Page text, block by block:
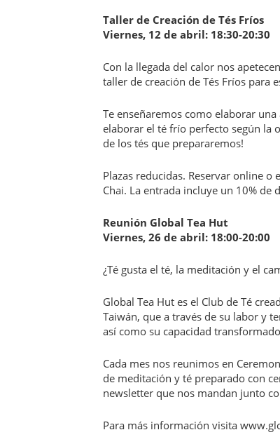
Taller de Creación de Tés Fríos
Viernes, 12 de abril: 18:30-20:30
Con la llegada del calor nos
taller de creación de Tés Fríos para
Te enseñaremos como elaborar
elaborar el té frío perfecto según la
de los tés que prepararemos!
Plazas reducidas. Reservar online
Chai. La entrada incluye un 10% de
Reunión Global Tea Hut
Viernes, 26 de abril: 18:00-20:00
¿Té gusta el té, la meditación y el
Global Tea Hut es el Club de Té
Taiwán, que a través de su labor y
así como su capacidad
Cada mes nos reunimos en
de meditación y té preparado con
newsletter que nos mandan junto
Para más información visita